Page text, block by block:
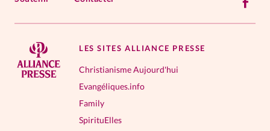
LES SITES ALLIANCE PRESSE
Christianisme Aujourd'hui
Evangéliques.info
Family
SpirituElles